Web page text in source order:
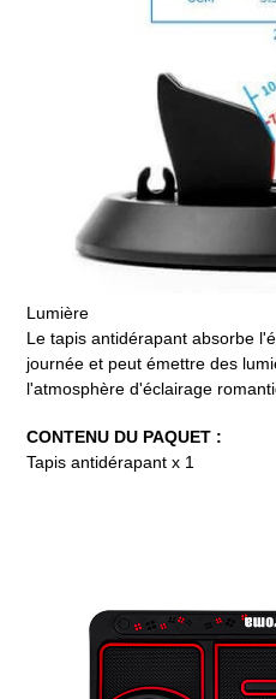
Lumière
Le tapis antidérapant absorbe
journée et peut émettre des
l'atmosphère d'éclairage
CONTENU DU PAQUET :
Tapis antidérapant x 1